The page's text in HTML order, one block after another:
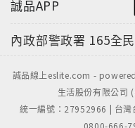
誠品APP
內政部警政署 165全
誠品線上eslite.com -
生活股份有限公
統一編號：27952966 | 台灣